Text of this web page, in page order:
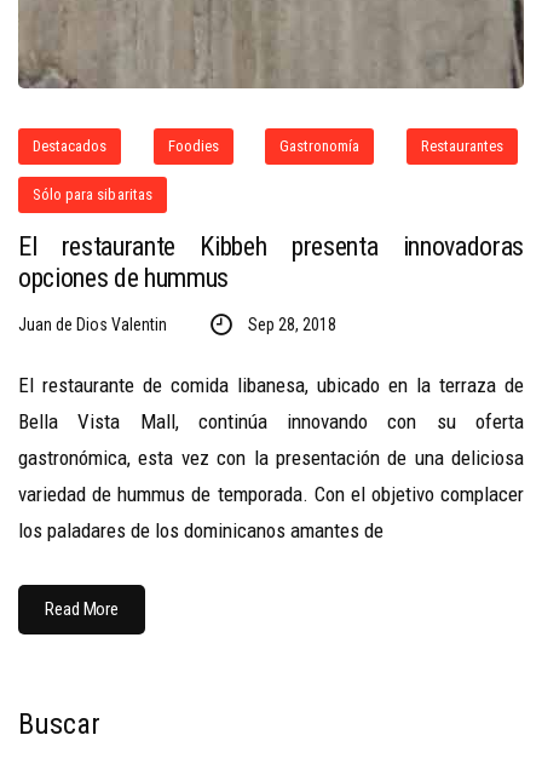
Destacados Foodies Gastronomía Restaurantes
Sólo para sibaritas
El restaurante Kibbeh presenta innovadoras
opciones de hummus
Juan de Dios Valentin Sep 28, 2018
El restaurante de comida libanesa, ubicado en la terraza de
Bella Vista Mall, continúa innovando con su oferta
gastronómica, esta vez con la presentación de una deliciosa
variedad de hummus de temporada. Con el objetivo complacer
los paladares de los dominicanos amantes de
Read More
Buscar